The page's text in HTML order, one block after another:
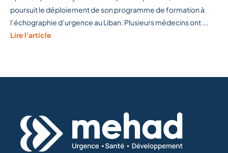
poursuit le déploiement de son programme de formation à
l’échographie d’urgence au Liban. Plusieurs médecins ont ...
Lire l'article